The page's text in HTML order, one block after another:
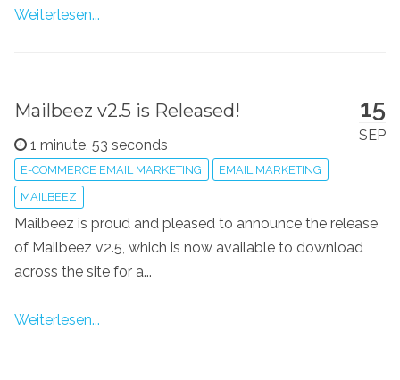
Weiterlesen...
15
SEP
Mailbeez v2.5 is Released!
1 minute, 53 seconds
E-COMMERCE EMAIL MARKETING EMAIL MARKETING
MAILBEEZ
Mailbeez is proud and pleased to announce the release
of Mailbeez v2.5, which is now available to download
across the site for a...
Weiterlesen...